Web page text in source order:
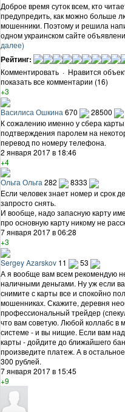
Доброе время суток всем, кто
предупредить, как можно больше
мошенники. Поэтому и решила
одном украинском сайте
далее)
Рейтинг:
Комментировать · Нравится
показать все комментарии (16)
+3
Василиса Ошкина 670
28500
К сожалению именно у сбера
подтверждения паролем на
перевод по номеру телефона.
2 января 2017 в 18:46
+4
Ольга Ольга282
8333
Если человек знает номер и срок
запросто снять.
И вообще, надо запасную карту
про основную карту никому не
7 января 2017 в 06:28
+3
Sergey Azarskov 11
53
А я вообще вам всем рекомендую
наличными деньгами. Ну уж если
снимите с карты все и спокойно
мошенниках. Скажите, деревня
профессиональный трейдер
что вам советую. Любой коллабс в
системе - и вы нищие. Если вам
карты - дойдите до ближайшего
произведите платеж. А в
300 рублей.
7 января 2017 в 15:45
+9